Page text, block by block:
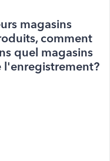
magasins
comment
quel magasins
l'enregistrement?